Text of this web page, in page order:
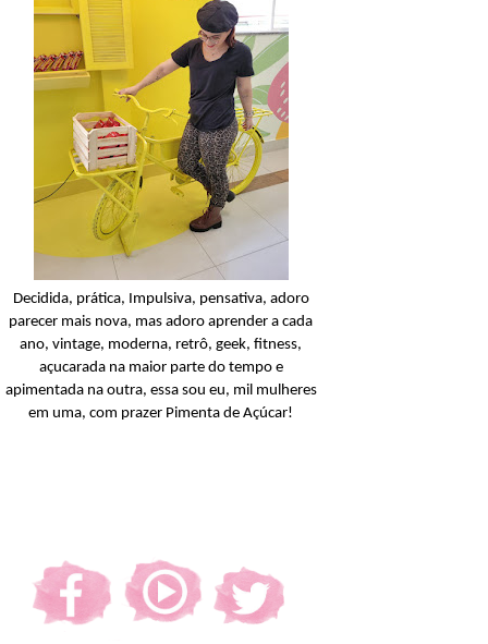
Açucarando:
Naturals Neutro
Balanceada Shampoo
Decidida, prática, Impulsiva, pensativa, adoro
parecer mais nova, mas adoro aprender a cada
ano, vintage, moderna, retrô, geek, fitness,
açucarada na maior parte do tempo e
apimentada na outra, essa sou eu, mil mulheres
em uma, com prazer Pimenta de Açúcar!